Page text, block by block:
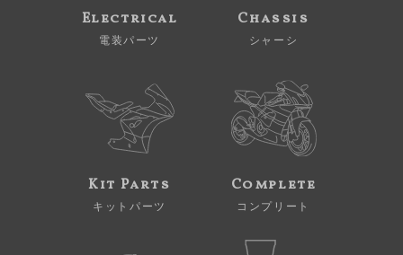
Electrical
電装パーツ
Chassis
シャーシ
Kit Parts
キットパーツ
Complete
コンプリート